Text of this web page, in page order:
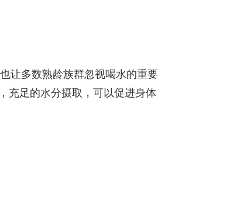
让多数熟龄族群忽视喝水的重要
充足的水分摄取，可以促进身体